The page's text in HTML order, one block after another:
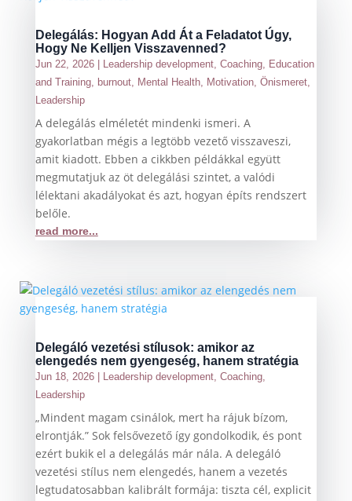
Delegálás: Hogyan Add Át a Feladatot Úgy,
Hogy Ne Kelljen Visszavenned?
Jun 22, 2026| Leadership development, Coaching, Education
and Training, burnout, Mental Health, Motivation, Önismeret,
Leadership
A delegálás elméletét mindenki ismeri. A
gyakorlatban mégis a legtöbb vezető visszaveszi,
amit kiadott. Ebben a cikkben példákkal együtt
megmutatjuk az öt delegálási szintet, a valódi
lélektani akadályokat és azt, hogyan építs rendszert
belőle.
read more...
Delegáló vezetési stílusok: amikor az
elengedés nem gyengeség, hanem stratégia
Jun 18, 2026| Leadership development, Coaching,
Leadership
„Mindent magam csinálok, mert ha rájuk bízom,
elrontják.” Sok felsővezető így gondolkodik, és pont
ezért bukik el a delegálás már nála. A delegáló
vezetési stílus nem elengedés, hanem a vezetés
legtudatosabban kalibrált formája: tiszta cél, explicit